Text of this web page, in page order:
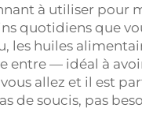
à utiliser pour
quotidiens que
les huiles
entre — idéal à
allez et il est
de soucis, pas